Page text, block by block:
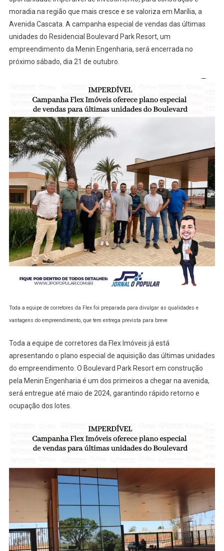
moradia na região que mais cresce e se valoriza em Marília, a
Avenida Cascata. A campanha especial de vendas das últimas
unidades do Residencial Boulevard Park Resort, um
empreendimento da Menin Engenharia, será encerrada no
próximo sábado, dia 21 de outubro.
Toda a equipe de corretores da Flex foi preparada para divulgar as qualidades e
vantagens do empreendimento, que tem entrega prevista para breve
Toda a equipe de corretores da Flex Imóveis já está
apresentando o plano especial de aquisição das últimas unidades
do empreendimento. O Boulevard Park Resort em construção
pela Menin Engenharia é um dos primeiros a chegar na avenida,
será entregue até maio de 2024, garantindo rápido retorno e
ocupação dos lotes.